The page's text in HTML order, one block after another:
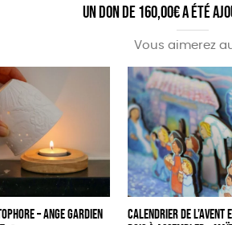
Un don de 160,00€ a été
Vous aimerez
– Ange Gardien
Calendrier de l’Avent